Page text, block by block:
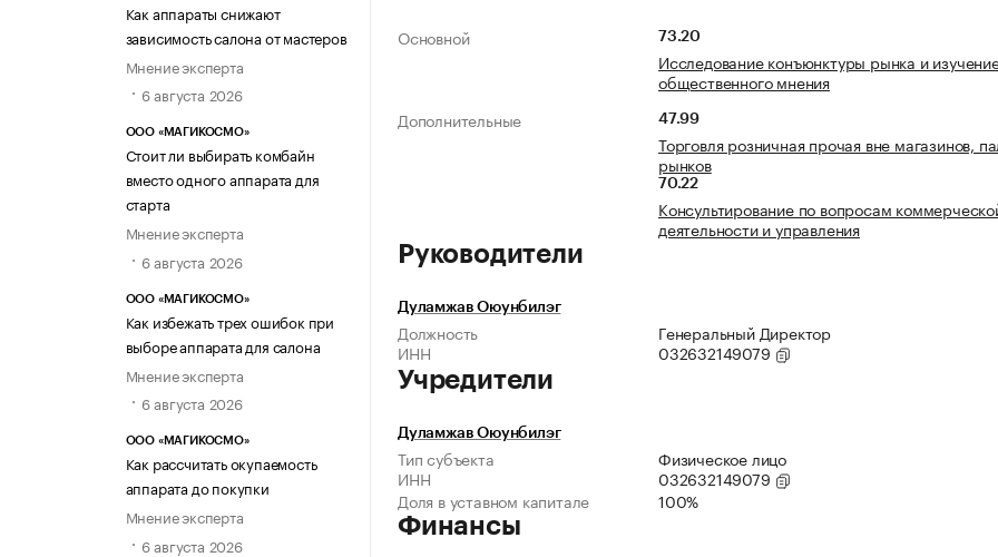
Как аппараты снижают
зависимость салона от мастеров
Мнение эксперта
6 августа 2026
ООО «МАГИКОСМО»
Стоит ли выбирать комбайн
вместо одного аппарата для
старта
Мнение эксперта
6 августа 2026
ООО «МАГИКОСМО»
Как избежать трех ошибок при
выборе аппарата для салона
Мнение эксперта
6 августа 2026
ООО «МАГИКОСМО»
Как рассчитать окупаемость
аппарата до покупки
Мнение эксперта
6 августа 2026
Основной 73.20
Исследование конъюнктуры рынка и
общественного мнения
Дополнительные
47.99
Торговля розничная прочая вне магазинов,
рынков
70.22
Консультирование по вопросам
деятельности и управления
Руководители
Дуламжав Оюунбилэг
Должность
Генеральный Директор
ИНН
032632149079
Учредители
Дуламжав Оюунбилэг
Тип субъекта
Физическое лицо
ИНН
032632149079
Доля в уставном капитале
100%
Финансы